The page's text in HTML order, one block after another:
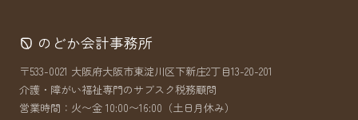
のどか会計事務所
〒533-0021 大阪府大阪市東淀川区下新庄2丁目13-20-201
介護・障がい福祉専門のサブスク税務顧問
営業時間：火〜金 10:00〜16:00（土日月休み）